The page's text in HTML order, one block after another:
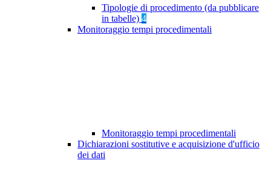
Tipologie di procedimento (da pubblicare
in tabelle) 4
Monitoraggio tempi procedimentali
Monitoraggio tempi procedimentali
Dichiarazioni sostitutive e acquisizione d'ufficio
dei dati